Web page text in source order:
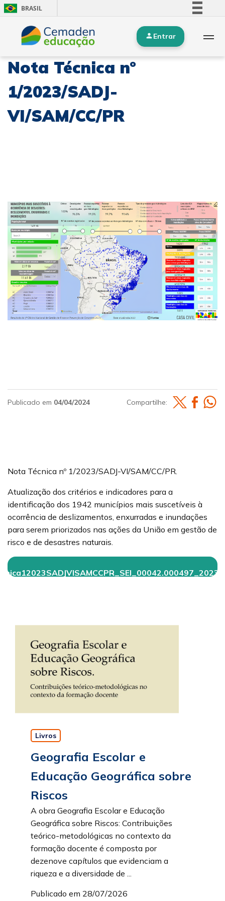
BRASIL
Simplifique!
Comunica BR
Acesso à informação
Entrar
Nota Técnica nº
1/2023/SADJ-
VI/SAM/CC/PR
Publicado em 04/04/2024 Compartilhe:
Nota Técnica nº 1/2023/SADJ-VI/SAM/CC/PR.
Atualização dos critérios e indicadores para a
identificação dos 1942 municípios mais suscetíveis à
ocorrência de deslizamentos, enxurradas e inundações
para serem priorizados nas ações da União em gestão de
risco e de desastres naturais.
Livros
Geografia Escolar e
Educação Geográfica sobre
Riscos
A obra Geografia Escolar e Educação
Geográfica sobre Riscos: Contribuições
teórico-metodológicas no contexto da
formação docente é composta por
dezenove capítulos que evidenciam a
riqueza e a diversidade de ...
Publicado em 28/07/2026